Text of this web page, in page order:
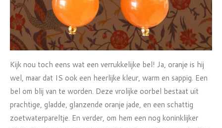
Kijk nou toch eens wat een verrukkelijke bel! Ja, oranje is hij
wel, maar dat IS ook een heerlijke kleur, warm en sappig. Een
bel om blij van te worden. Deze vrolijke oorbel bestaat uit
prachtige, gladde, glanzende oranje jade, en een schattig
zoetwaterpareltje. En verder, om hem een nog koninklijker